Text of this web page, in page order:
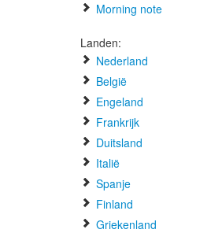
Morning note
Landen:
Nederland
België
Engeland
Frankrijk
Duitsland
Italië
Spanje
Finland
Griekenland